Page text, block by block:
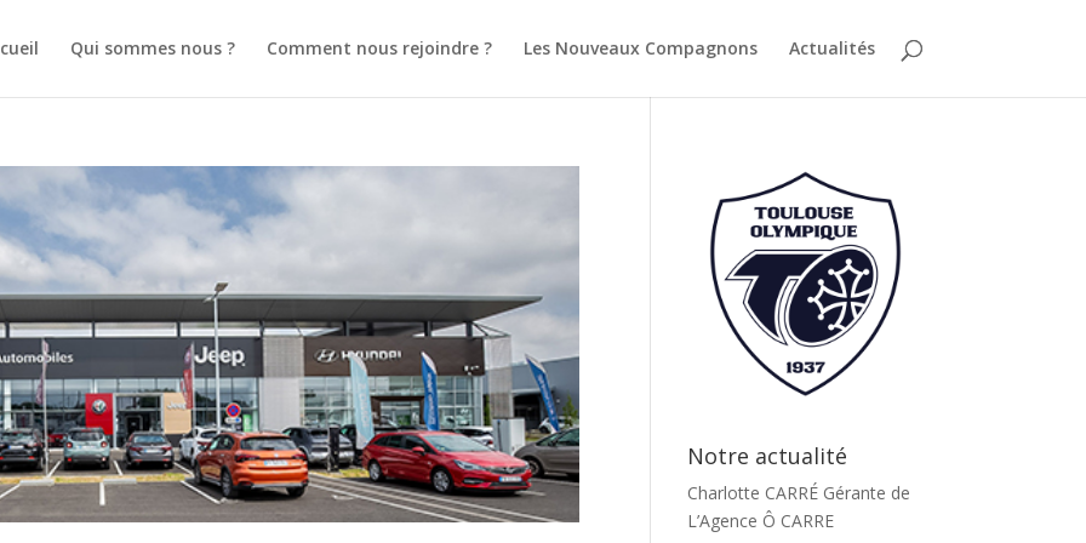
Qui sommes nous ? Comment nous rejoindre ? Les Nouveaux Compagnons Actualités
Notre actualité
Charlotte CARRÉ Gérante de
L’Agence Ô CARRE